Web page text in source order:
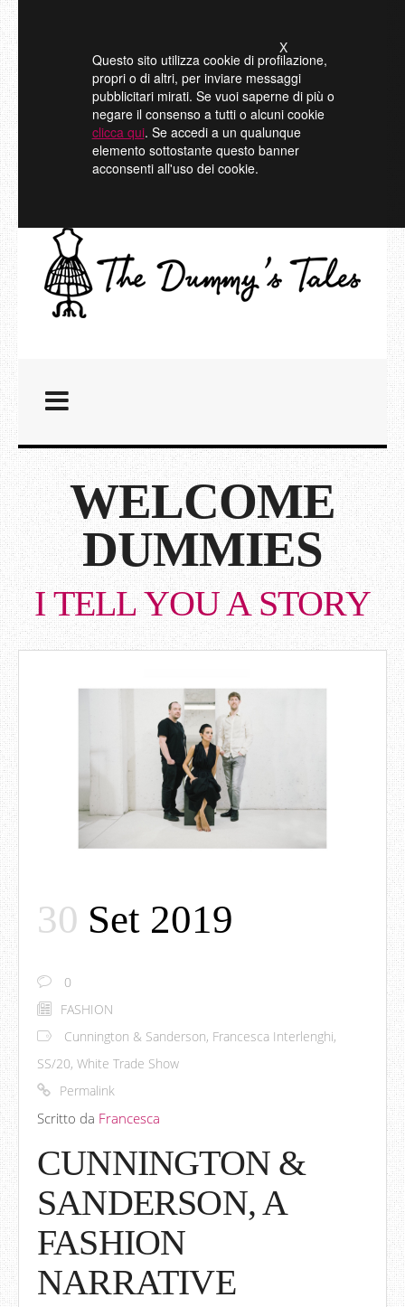
Questo sito utilizza cookie di profilazione,
propri o di altri, per inviare messaggi
pubblicitari mirati. Se vuoi saperne di più o
negare il consenso a tutti o alcuni cookie
clicca qui. Se accedi a un qualunque
elemento sottostante questo banner
acconsenti all'uso dei cookie.
X
WELCOME
DUMMIES
I TELL YOU A STORY
30 Set 2019
0
FASHION
Cunnington & Sanderson, Francesca Interlenghi,
SS/20, White Trade Show
Permalink
Scritto da Francesca
CUNNINGTON &
SANDERSON, A
FASHION
NARRATIVE